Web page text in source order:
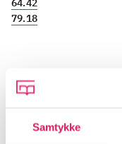
Samtykke
64.42
79.18